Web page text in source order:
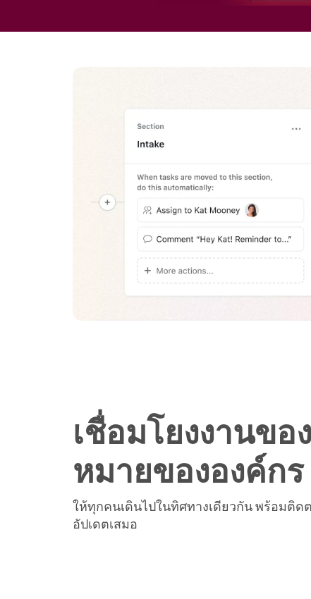
เชื่อมโยงงานขอ
หมายขององค์กร
ให้ทุกคนเดินไปในทิศทางเดียวกัน พร้อมติ
อัปเดตเสมอ